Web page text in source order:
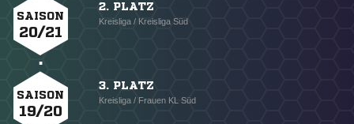
SAISON
20/21
2. PLATZ
Kreisliga / Kreisliga Süd
SAISON
19/20
3. PLATZ
Kreisliga / Frauen KL Süd